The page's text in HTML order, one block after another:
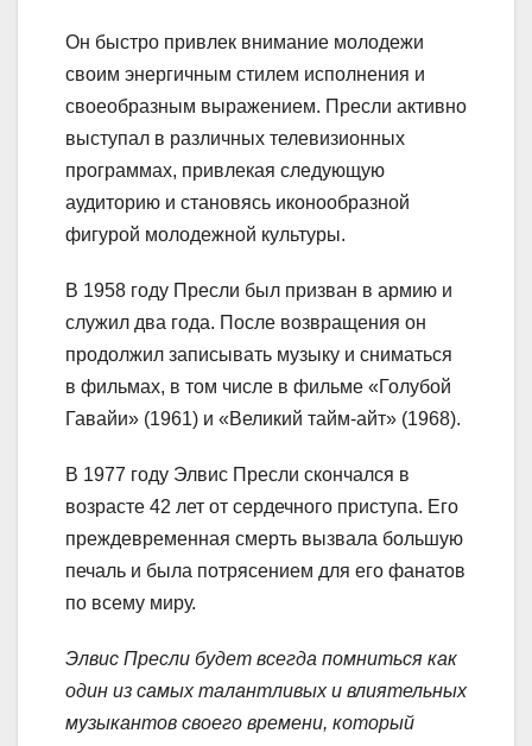
Он быстро привлек внимание молодежи
своим энергичным стилем исполнения и
своеобразным выражением. Пресли активно
выступал в различных телевизионных
программах, привлекая следующую
аудиторию и становясь иконообразной
фигурой молодежной культуры.
В 1958 году Пресли был призван в армию и
служил два года. После возвращения он
продолжил записывать музыку и сниматься
в фильмах, в том числе в фильме «Голубой
Гавайи» (1961) и «Великий тайм-айт» (1968).
В 1977 году Элвис Пресли скончался в
возрасте 42 лет от сердечного приступа. Его
преждевременная смерть вызвала большую
печаль и была потрясением для его фанатов
по всему миру.
Элвис Пресли будет всегда помниться как
один из самых талантливых и влиятельных
музыкантов своего времени, который